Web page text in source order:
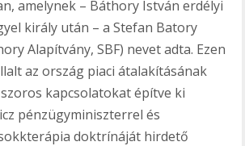
amelynek – Báthory István erdélyi
király után – a Stefan Batory
Alapítvány, SBF) nevet adta. Ezen
az ország piaci átalakításának
kapcsolatokat építve ki
pénzügyminiszterrel és
doktrínáját hirdető